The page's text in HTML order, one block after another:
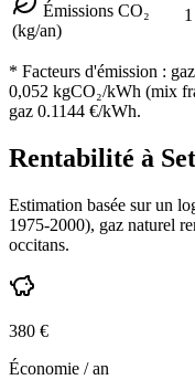
Émissions CO₂
(kg/an)
* Facteurs d'émission :
0,052 kgCO₂/kWh (mix
gaz 0.1144 €/kWh.
Rentabilité à
Estimation basée sur un
1975-2000), gaz naturel
occitans.
380 €
Économie / an